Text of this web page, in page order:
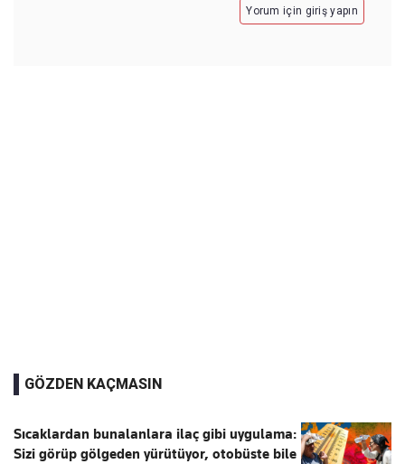
Yorum için giriş yapın
GÖZDEN KAÇMASIN
Sıcaklardan bunalanlara ilaç gibi uygulama:
Sizi görüp gölgeden yürütüyor, otobüste bile